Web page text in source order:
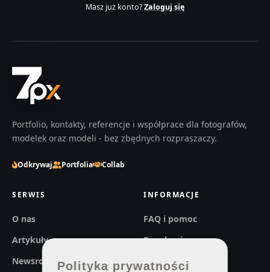
Masz już konto?Zaloguj się
Portfolio, kontakty, referencje i współprace dla fotografów,
modelek oraz modeli - bez zbędnych rozpraszaczy.
Odkrywaj Portfolia Collab
SERWIS
O nas
Artykuły
Newsroom
INFORMACJE
FAQ i pomoc
Regulaminy
Prywatność
Polityka prywatności